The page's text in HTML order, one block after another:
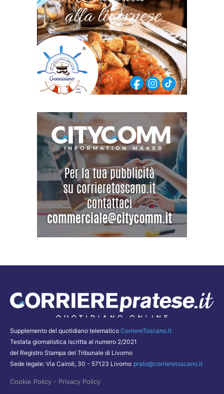
Supplemento del quotidiano telematico CorriereToscano.it
Testata giornalistica iscritta al numero 2/2021
del Registro Stampa del Tribunale di Livorno
Sede legale: Via Cairoli, 30 - 57123 Livorno prato@corrieretoscano.it
Cookie Policy - Privacy Policy